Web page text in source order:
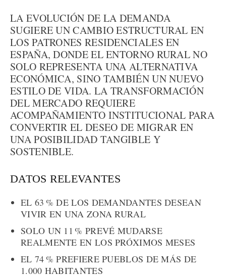
LA EVOLUCIÓN DE LA DEMANDA
SUGIERE UN CAMBIO ESTRUCTURAL EN
LOS PATRONES RESIDENCIALES EN
ESPAÑA, DONDE EL ENTORNO RURAL NO
SOLO REPRESENTA UNA ALTERNATIVA
ECONÓMICA, SINO TAMBIÉN UN NUEVO
ESTILO DE VIDA. LA TRANSFORMACIÓN
DEL MERCADO REQUIERE
ACOMPAÑAMIENTO INSTITUCIONAL PARA
CONVERTIR EL DESEO DE MIGRAR EN
UNA POSIBILIDAD TANGIBLE Y
SOSTENIBLE.
DATOS RELEVANTES
EL 63 % DE LOS DEMANDANTES DESEAN
VIVIR EN UNA ZONA RURAL
SOLO UN 11 % PREVÉ MUDARSE
REALMENTE EN LOS PRÓXIMOS MESES
EL 74 % PREFIERE PUEBLOS DE MÁS DE
1.000 HABITANTES